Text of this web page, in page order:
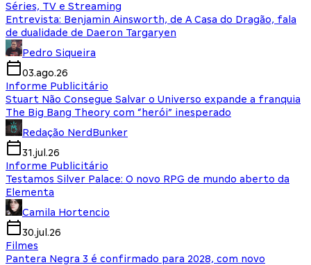
Séries, TV e Streaming
Entrevista: Benjamin Ainsworth, de A Casa do Dragão, fala
de dualidade de Daeron Targaryen
Pedro Siqueira
03.ago.26
Informe Publicitário
Stuart Não Consegue Salvar o Universo expande a franquia
The Big Bang Theory com “herói” inesperado
Redação NerdBunker
31.jul.26
Informe Publicitário
Testamos Silver Palace: O novo RPG de mundo aberto da
Elementa
Camila Hortencio
30.jul.26
Filmes
Pantera Negra 3 é confirmado para 2028, com novo